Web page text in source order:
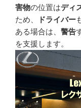
害物の位置はディ
ため、
ドライバー
ある場合は、 警告
を支援します。